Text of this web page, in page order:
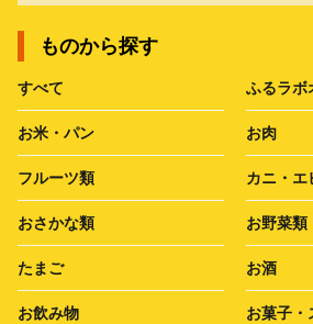
ものから探す
すべて ふるラボ
お米・パン お肉
フルーツ類 カニ・エ
おさかな類 お野菜類
たまご お酒
お飲み物 お菓子・